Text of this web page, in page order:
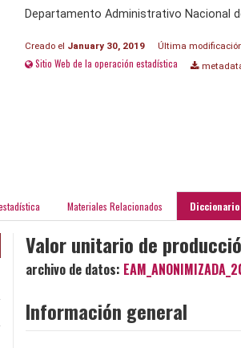
Departamento Administrativo Nacional
Creado el January 30, 2019 Última
Sitio Web de la operación estadística
Materiales Relacionados
Valor unitario de
archivo de datos:
Información general